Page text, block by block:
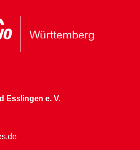
Esslingen e. V.